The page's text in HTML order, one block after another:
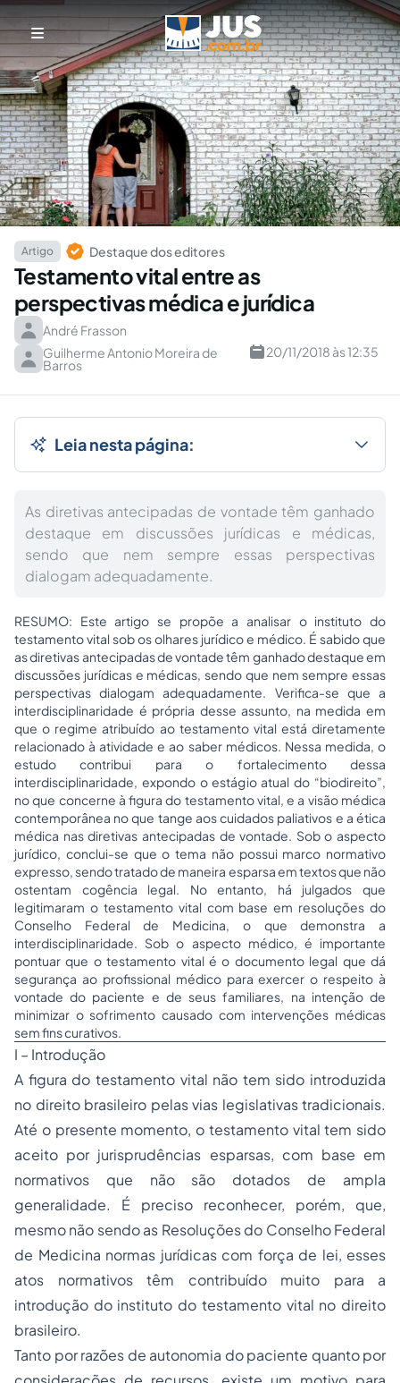
Artigo Destaque dos editores
Testamento vital entre as
perspectivas médica e jurídica
André Frasson
Guilherme Antonio Moreira de
Barros
20/11/2018 às 12:35
Leia nesta página:
As diretivas antecipadas de vontade têm ganhado
destaque em discussões jurídicas e médicas,
sendo que nem sempre essas perspectivas
dialogam adequadamente.
RESUMO: Este artigo se propõe a analisar o instituto do
testamento vital sob os olhares jurídico e médico. É sabido que
as diretivas antecipadas de vontade têm ganhado destaque em
discussões jurídicas e médicas, sendo que nem sempre essas
perspectivas dialogam adequadamente. Verifica-se que a
interdisciplinaridade é própria desse assunto, na medida em
que o regime atribuído ao testamento vital está diretamente
relacionado à atividade e ao saber médicos. Nessa medida, o
estudo contribui para o fortalecimento dessa
interdisciplinaridade, expondo o estágio atual do “biodireito”,
no que concerne à figura do testamento vital, e a visão médica
contemporânea no que tange aos cuidados paliativos e a ética
médica nas diretivas antecipadas de vontade. Sob o aspecto
jurídico, conclui-se que o tema não possui marco normativo
expresso, sendo tratado de maneira esparsa em textos que não
ostentam cogência legal. No entanto, há julgados que
legitimaram o testamento vital com base em resoluções do
Conselho Federal de Medicina, o que demonstra a
interdisciplinaridade. Sob o aspecto médico, é importante
pontuar que o testamento vital é o documento legal que dá
segurança ao profissional médico para exercer o respeito à
vontade do paciente e de seus familiares, na intenção de
minimizar o sofrimento causado com intervenções médicas
sem fins curativos.
I – Introdução
A figura do testamento vital não tem sido introduzida
no direito brasileiro pelas vias legislativas tradicionais.
Até o presente momento, o testamento vital tem sido
aceito por jurisprudências esparsas, com base em
normativos que não são dotados de ampla
generalidade. É preciso reconhecer, porém, que,
mesmo não sendo as Resoluções do Conselho Federal
de Medicina normas jurídicas com força de lei, esses
atos normativos têm contribuído muito para a
introdução do instituto do testamento vital no direito
brasileiro.
Tanto por razões de autonomia do paciente quanto por